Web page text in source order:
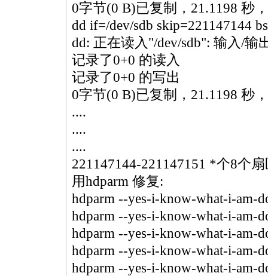
0字节(0 B)已复制，21.1198 秒
dd if=/dev/sdb skip=221147144
dd: 正在读入"/dev/sdb": 输入/输
记录了0+0 的读入
记录了0+0 的写出
0字节(0 B)已复制，21.1198 秒
....
....
....
221147144-221147151 *个8个
用hdparm 修复:
hdparm --yes-i-know-what-i-am-
hdparm --yes-i-know-what-i-am-
hdparm --yes-i-know-what-i-am-
hdparm --yes-i-know-what-i-am-
hdparm --yes-i-know-what-i-am-